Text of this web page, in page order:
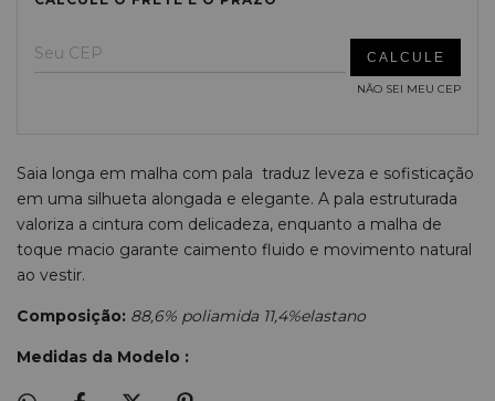
ALTERAR CEP
NÃO SEI MEU CEP
Saia longa em malha com pala traduz leveza e sofisticação
em uma silhueta alongada e elegante. A pala estruturada
valoriza a cintura com delicadeza, enquanto a malha de
toque macio garante caimento fluido e movimento natural
ao vestir.
Composição: 88,6% poliamida 11,4%elastano
Medidas da Modelo :